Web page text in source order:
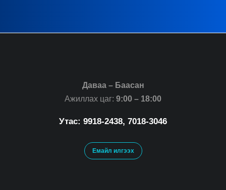
Даваа – Баасан
Ажиллах цаг: 9:00 – 18:00
Утас: 9918-2438, 7018-3046
Емайл илгээх